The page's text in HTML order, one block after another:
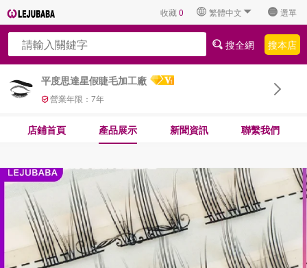
收藏0 繁體中文 選單
平度思達星假睫毛加工廠
營業年限： 7年
搜全網 搜本店
店鋪首頁 產品展示 新聞資訊 聯繫我們